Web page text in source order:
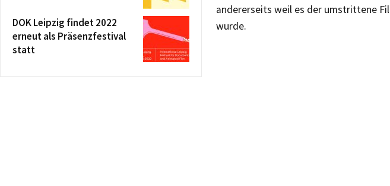
andererseits weil es der umstrittene
wurde.
DOK Leipzig findet 2022
erneut als Präsenzfestival
statt